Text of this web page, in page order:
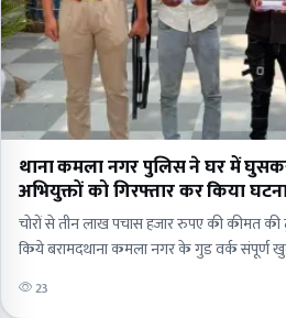
थाना कमला नगर पुलिस ने घर में
अभियुक्तों को गिरफ्तार कर किया
चोरों से तीन लाख पचास हजार रुपए की कीमत
किये बरामदथाना कमला नगर के गुड वर्क संपूर्ण
23